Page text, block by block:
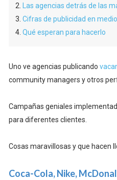
Las agencias detrás de las
Cifras de publicidad en
Qué esperan para hacerlo
Uno ve agencias publicando
community managers y otros
Campañas geniales
para diferentes clientes.
Cosas maravillosas y que hacen
Coca-Cola, Nike,